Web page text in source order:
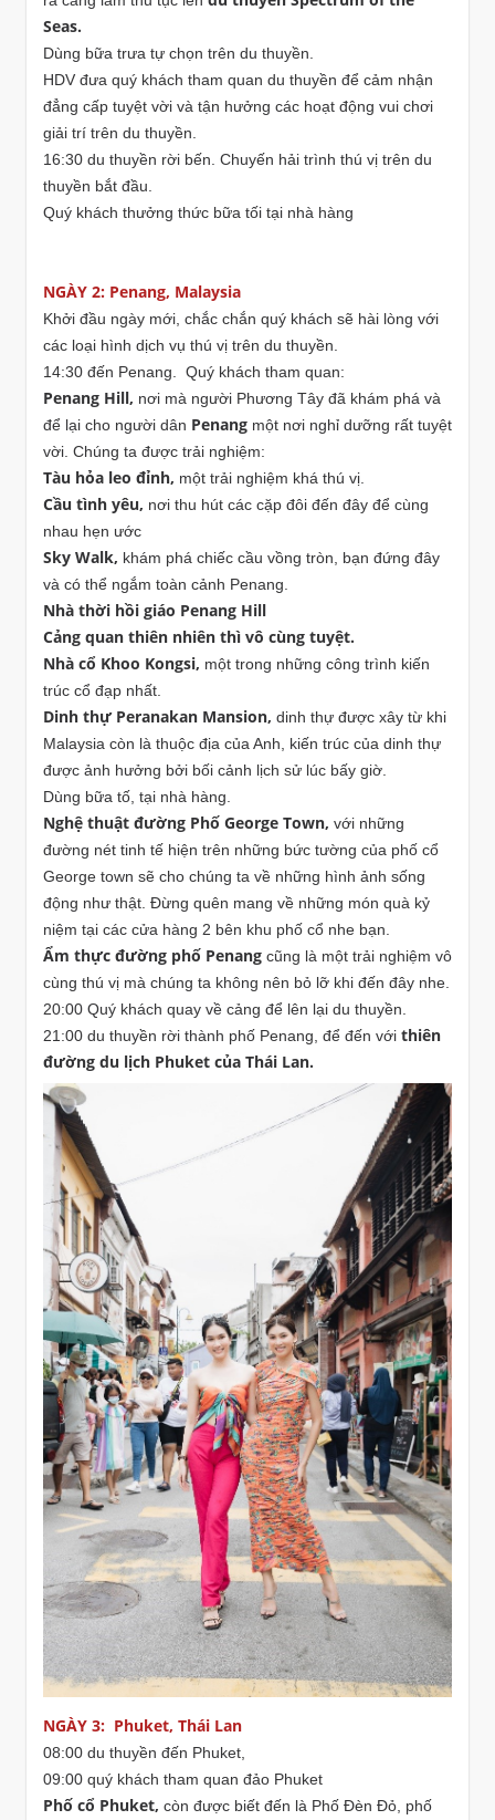
Seas.
Dùng bữa trưa tự chọn trên du thuyền.
HDV đưa quý khách tham quan du thuyền để cảm nhận
đẳng cấp tuyệt vời và tận hưởng các hoạt động vui chơi
giải trí trên du thuyền.
16:30 du thuyền rời bến. Chuyến hải trình thú vị trên du
thuyền bắt đầu.
Quý khách thưởng thức bữa tối tại nhà hàng
NGÀY 2: Penang, Malaysia
Khởi đầu ngày mới, chắc chắn quý khách sẽ hài lòng với
các loại hình dịch vụ thú vị trên du thuyền.
14:30 đến Penang. Quý khách tham quan:
Penang Hill, nơi mà người Phương Tây đã khám phá và
để lại cho người dân Penang một nơi nghỉ dưỡng rất tuyệt
vời. Chúng ta được trải nghiệm:
Tàu hỏa leo đỉnh, một trải nghiệm khá thú vị.
Cầu tình yêu, nơi thu hút các cặp đôi đến đây để cùng
nhau hẹn ước
Sky Walk, khám phá chiếc cầu vồng tròn, bạn đứng đây
và có thể ngắm toàn cảnh Penang.
Nhà thời hồi giáo Penang Hill
Cảng quan thiên nhiên thì vô cùng tuyệt.
Nhà cổ Khoo Kongsi, một trong những công trình kiến
trúc cổ đạp nhất.
Dinh thự Peranakan Mansion, dinh thự được xây từ khi
Malaysia còn là thuộc địa của Anh, kiến trúc của dinh thự
được ảnh hưởng bởi bối cảnh lịch sử lúc bấy giờ.
Dùng bữa tố, tại nhà hàng.
Nghệ thuật đường Phố George Town, với những
đường nét tinh tế hiện trên những bức tường của phố cổ
George town sẽ cho chúng ta về những hình ảnh sống
động như thật. Đừng quên mang về những món quà kỷ
niệm tại các cửa hàng 2 bên khu phố cổ nhe bạn.
Ẩm thực đường phố Penang cũng là một trải nghiệm vô
cùng thú vị mà chúng ta không nên bỏ lỡ khi đến đây nhe.
20:00 Quý khách quay về cảng để lên lại du thuyền.
21:00 du thuyền rời thành phố Penang, để đến với thiên
đường du lịch Phuket của Thái Lan.
NGÀY 3: Phuket, Thái Lan
08:00 du thuyền đến Phuket,
09:00 quý khách tham quan đảo Phuket
Phố cổ Phuket, còn được biết đến là Phố Đèn Đỏ, phố